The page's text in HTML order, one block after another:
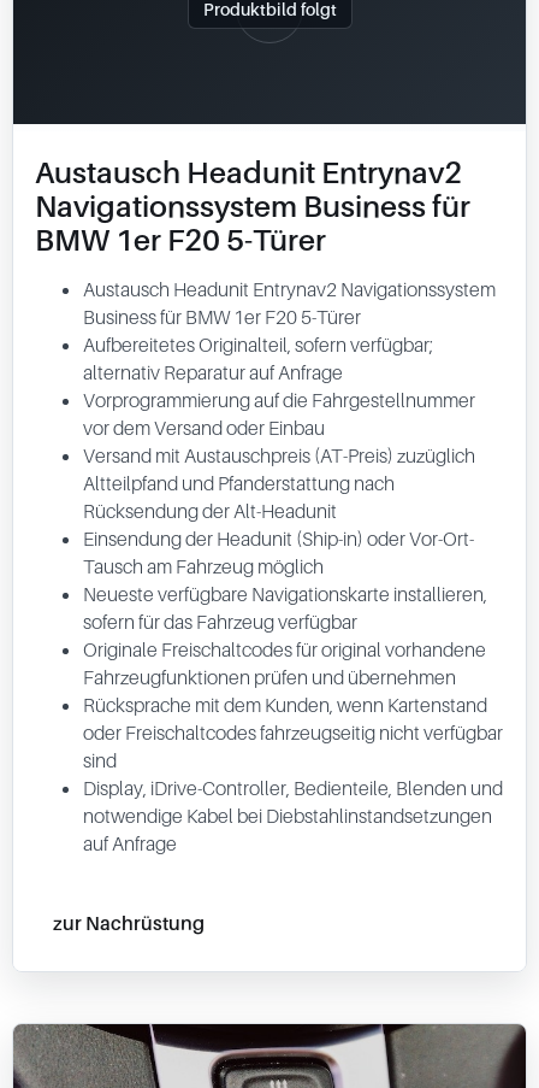
Produktbild folgt
Austausch Headunit Entrynav2
Navigationssystem Business für
BMW 1er F20 5-Türer
Austausch Headunit Entrynav2 Navigationssystem
Business für BMW 1er F20 5-Türer
Aufbereitetes Originalteil, sofern verfügbar;
alternativ Reparatur auf Anfrage
Vorprogrammierung auf die Fahrgestellnummer
vor dem Versand oder Einbau
Versand mit Austauschpreis (AT-Preis) zuzüglich
Altteilpfand und Pfanderstattung nach
Rücksendung der Alt-Headunit
Einsendung der Headunit (Ship-in) oder Vor-Ort-
Tausch am Fahrzeug möglich
Neueste verfügbare Navigationskarte installieren,
sofern für das Fahrzeug verfügbar
Originale Freischaltcodes für original vorhandene
Fahrzeugfunktionen prüfen und übernehmen
Rücksprache mit dem Kunden, wenn Kartenstand
oder Freischaltcodes fahrzeugseitig nicht verfügbar
sind
Display, iDrive-Controller, Bedienteile, Blenden und
notwendige Kabel bei Diebstahlinstandsetzungen
auf Anfrage
zur Nachrüstung